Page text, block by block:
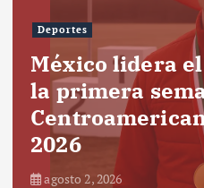
Deportes
México lidera
la primera
2026
agosto 2, 2026